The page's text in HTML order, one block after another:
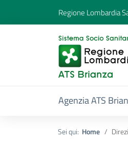
Regione Lombardia
Agenzia ATS
Sei qui: Home